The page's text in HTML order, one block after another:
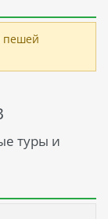
пешей
туры и